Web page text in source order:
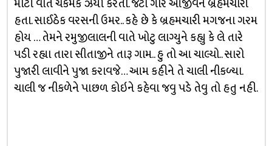
મોટી વાતે ચકમક ઝર્યા કરતી. જટા ગોર આજીવન બ્રહમચારી
હતા. સાઈઠેક વરસની ઉમર.. કહે છે કે બ્રહમચારી મગજના ગરમ
હોય … તેમને રમુજીલાલની વાતે ખોટુ લાગ્યુને કહ્યુ કે લે તારે
પડી રહ્યા તારા સીતાજીને તારૂ ગામ.. હુ તો આ ચાલ્યો.. સારો
પુજારી લાવીને પુજા કરાવજે… આમ કહીને તે ચાલી નીકળ્યા.
ચાલી જ નીકળેને પાછળ કોઇને કહેવા જવુ પડે તેવુ તો હતુ નહી.